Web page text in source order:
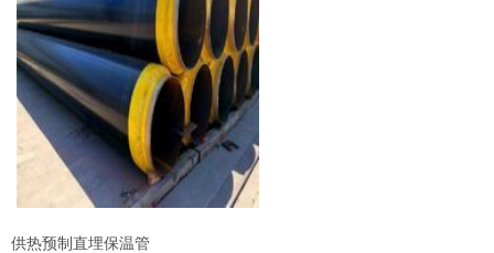
供热预制直埋保温管